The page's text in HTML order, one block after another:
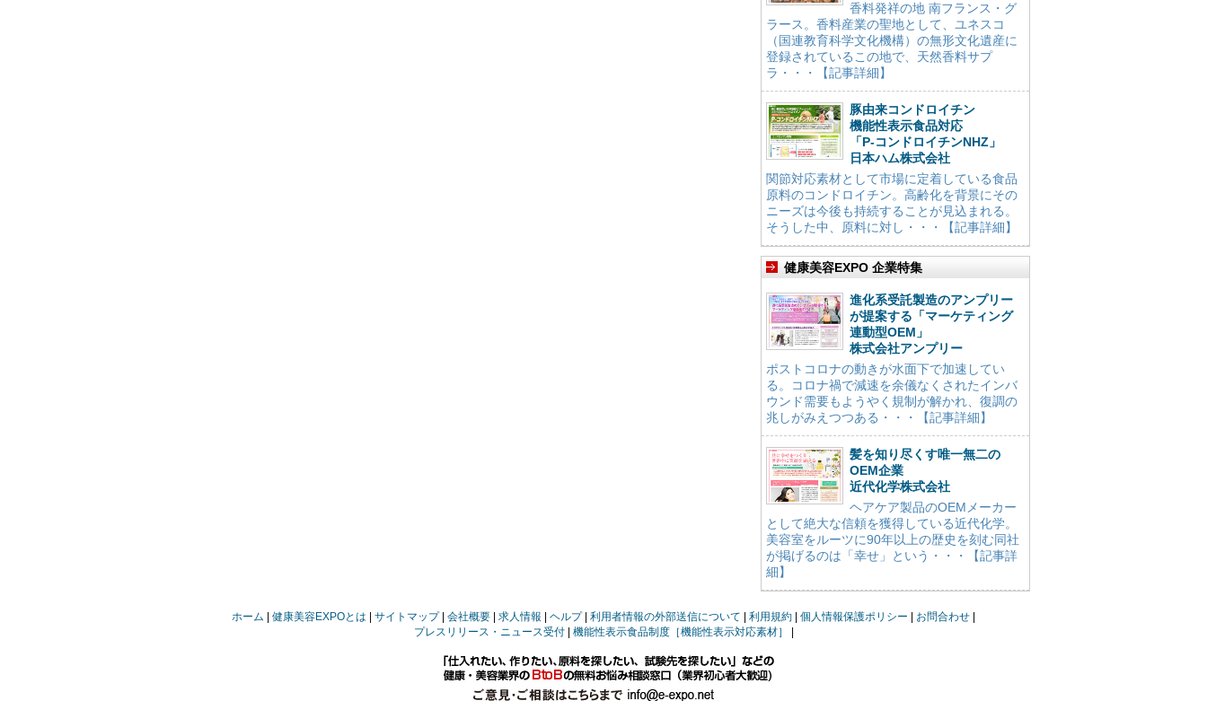
香料発祥の地 南フランス・グ
ラース。香料産業の聖地として、ユネスコ
（国連教育科学文化機構）の無形文化遺産に
登録されているこの地で、天然香料サプ
ラ・・・【記事詳細】
豚由来コンドロイチン
機能性表示食品対応
「P-コンドロイチンNHZ」
日本ハム株式会社
関節対応素材として市場に定着している食品
原料のコンドロイチン。高齢化を背景にその
ニーズは今後も持続することが見込まれる。
そうした中、原料に対し・・・【記事詳細】
健康美容EXPO 企業特集
進化系受託製造のアンプリー
が提案する「マーケティング
連動型OEM」
株式会社アンプリー
ポストコロナの動きが水面下で加速してい
る。コロナ禍で減速を余儀なくされたインバ
ウンド需要もようやく規制が解かれ、復調の
兆しがみえつつある・・・【記事詳細】
髪を知り尽くす唯一無二の
OEM企業
近代化学株式会社
ヘアケア製品のOEMメーカー
として絶大な信頼を獲得している近代化学。
美容室をルーツに90年以上の歴史を刻む同社
が掲げるのは「幸せ」という・・・【記事詳
細】
ホーム 健康美容EXPOとは サイトマップ 会社概要 求人情報 ヘルプ 利用者情報の外部送信について 利用規約 個人情報保護ポリシー
お問合わせ
プレスリリース・ニュース受付
機能性表示食品制度［機能性表示対応素材］